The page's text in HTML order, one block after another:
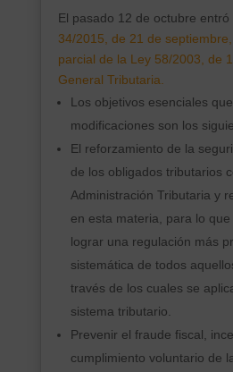
El pasado 12 de octubre
34/2015, de 21 de
parcial de la Ley 58/2003, de
General Tributaria.
Los objetivos esenciales
modificaciones son los
El reforzamiento de la
de los obligados tributarios
Administración Tributaria y
en esta materia, para lo
lograr una regulación más
sistemática de todos
través de los cuales se
sistema tributario.
Prevenir el fraude fiscal,
cumplimiento voluntario de